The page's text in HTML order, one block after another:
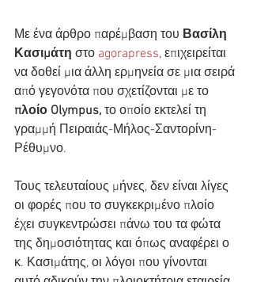
Με ένα άρθρο παρέμβαση του Βασίλη
Κασιμάτη στο agorapress, επιχειρείται
να δοθεί μια άλλη ερμηνεία σε μια σειρά
από γεγονότα που σχετίζονται με το
πλοίο Olympus, το οποίο εκτελεί τη
γραμμή Πειραιάς-Μήλος-Σαντορίνη-
Ρέθυμνο.
Τους τελευταίους μήνες, δεν είναι λίγες
οι φορές που το συγκεκριμένο πλοίο
έχει συγκεντρώσει πάνω του τα φώτα
της δημοσιότητας και όπως αναφέρει ο
κ. Κασιμάτης, οι λόγοι που γίνονται